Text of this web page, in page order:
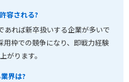
容される?
あれば新卒扱いする企業が多いで
用枠での競争になり、即戦力経験
がります。
界は?